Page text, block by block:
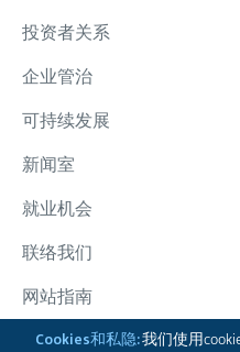
Cookies和私隐:我们使用
投资者关系
企业管治
可持续发展
新闻室
就业机会
联络我们
网站指南
太古集团